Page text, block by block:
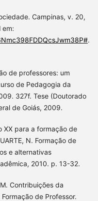
Campinas, v. 20,
em:
.
de professores: um
de Pedagogia da
327f. Tese (Doutorado
de Goiás, 2009.
XX para a formação de
N. Formação de
e alternativas
2010. p. 13-32.
Contribuições da
de Professor.